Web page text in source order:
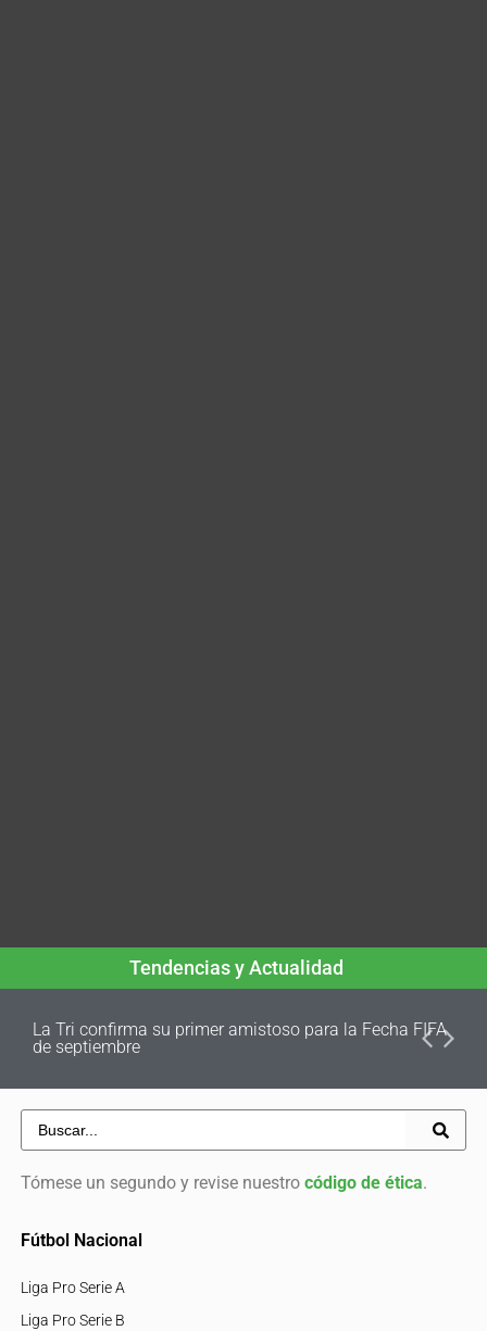
Tendencias y Actualidad
La Tri confirma su primer amistoso para la Fecha FIFA
de septiembre
Tómese un segundo y revise nuestro código de ética.
Fútbol Nacional
Liga Pro Serie A
Liga Pro Serie B